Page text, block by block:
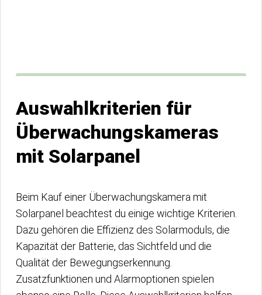
Auswahlkriterien für
Überwachungskameras
mit Solarpanel
Beim Kauf einer Überwachungskamera mit
Solarpanel beachtest du einige wichtige Kriterien.
Dazu gehören die Effizienz des Solarmoduls, die
Kapazität der Batterie, das Sichtfeld und die
Qualität der Bewegungserkennung.
Zusatzfunktionen und Alarmoptionen spielen